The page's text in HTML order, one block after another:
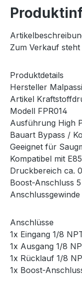
Zum Verkauf
Produktdetails
Hersteller Malpassi
Artikel
Modell FPR014
Ausführung High
Bauart Bypass /
Geeignet für
Kompatibel mit E85
Druckbereich ca.
Boost-Anschluss
Anschlüsse
1x Eingang 1/8
1x Ausgang 1/8
1x Rücklauf 1/8
1x Boost-